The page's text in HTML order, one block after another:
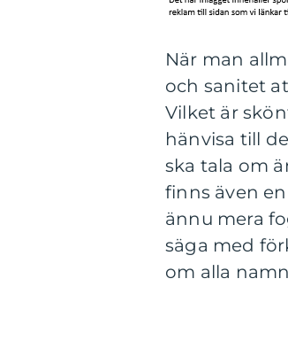
När man
och sanitet
Vilket är
hänvisa till
ska tala om
finns även
ännu mera
säga med
om alla